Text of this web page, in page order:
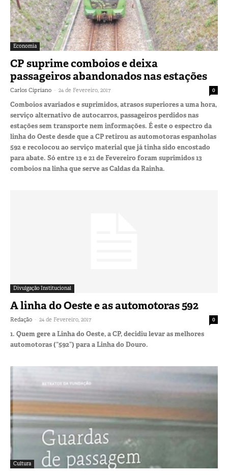
Economia
CP suprime comboios e deixa
passageiros abandonados nas estações
Carlos Cipriano - 24 de Fevereiro, 2017 0
Comboios avariados e suprimidos, atrasos superiores a uma hora,
serviço alternativo de autocarros, passageiros perdidos nas
estações sem transporte nem informações. É este o espectro da
linha do Oeste desde que a CP retirou as automotoras espanholas
592 e recolocou ao serviço material que já tinha sido encostado
para abate. Só entre 13 e 21 de Fevereiro foram suprimidos 13
comboios na linha que serve as Caldas da Rainha.
Divulgação Institucional
A linha do Oeste e as automotoras 592
Redação - 24 de Fevereiro, 2017 0
1. Quem gere a Linha do Oeste, a CP, decidiu levar as melhores
automotoras (“592”) para a Linha do Douro.
Cultura